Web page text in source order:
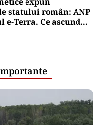
statului român: ANP
e‑Terra. Ce ascund